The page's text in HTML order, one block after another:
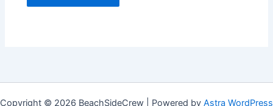
Copyright © 2026 BeachSideCrew | Powered by Astra WordPress